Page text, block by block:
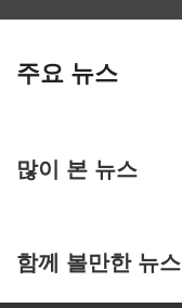
주요 뉴스
많이 본 뉴스
함께 볼만한 뉴스